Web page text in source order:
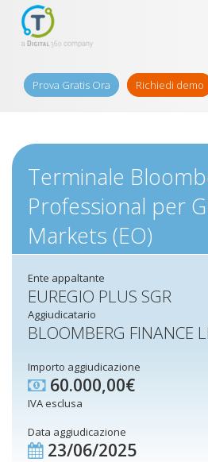
Prova Gratis Ora Richiedi demo
Terminale
Professional per
Markets (EO)
Ente appaltante
EUREGIO PLUS SGR
Aggiudicatario
BLOOMBERG FINANCE
Importo aggiudicazione
60.000,00€
IVA esclusa
Data aggiudicazione
23/06/2025